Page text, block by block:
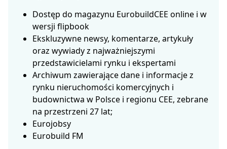
Dostęp do magazynu EurobuildCEE online i w
wersji flipbook
Ekskluzywne newsy, komentarze, artykuły
oraz wywiady z najważniejszymi
przedstawicielami rynku i ekspertami
Archiwum zawierające dane i informacje z
rynku nieruchomości komercyjnych i
budownictwa w Polsce i regionu CEE, zebrane
na przestrzeni 27 lat;
Eurojobsy
Eurobuild FM